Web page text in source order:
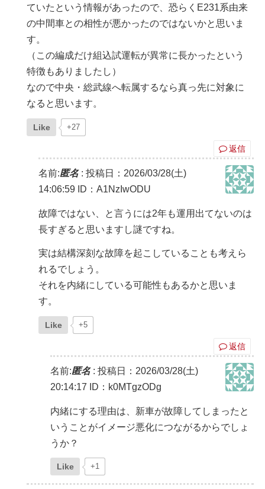
ていたという情報があったので、恐らくE231系由来
の中間車との相性が悪かったのではないかと思いま
す。
（この編成だけ組込試運転が異常に長かったという
特徴もありましたし）
なので中央・総武線へ転属するなら真っ先に対象に
なると思います。
Like +27
返信
名前:匿名: 投稿日：2026/03/28(土)
14:06:59 ID：A1NzIwODU
故障ではない、と言うには2年も運用出てないのは
長すぎると思いますし謎ですね。
実は結構深刻な故障を起こしていることも考えら
れるでしょう。
それを内緒にしている可能性もあるかと思いま
す。
Like +5
返信
名前:匿名: 投稿日：2026/03/28(土)
20:14:17
ID：k0MTgzODg
内緒にする理由は、新車が故障してしまったと
いうことがイメージ悪化につながるからでしょ
うか？
Like +1